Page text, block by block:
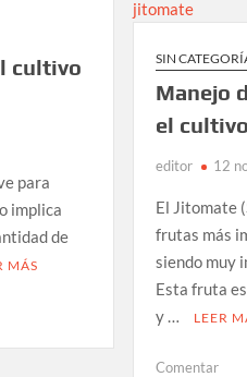
cultivo
para
implica
de
MÁS
SIN
Manejo
el
editor 12
El Jitomate
frutas más
siendo muy
Esta fruta
y …
LEER
Comentaren